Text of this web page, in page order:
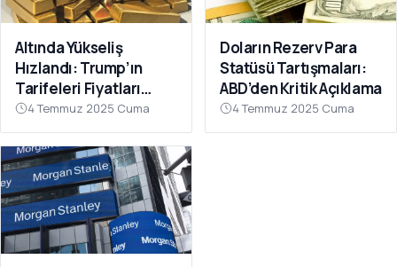
Altında Yükseliş
Hızlandı: Trump’ın
Tarifeleri Fiyatları
Destekledi
4 Temmuz 2025 Cuma
Doların Rezerv Para
Statüsü Tartışmaları:
ABD’den Kritik Açıklama
4 Temmuz 2025 Cuma